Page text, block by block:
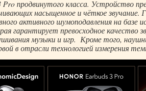
продвинутого класса. Устройство
насыщенное и чёткое звучание.
активного шумоподавления на базе
гарантирует превосходное качество
музыки и игр. Кроме того,
в отрасли технологией измерения